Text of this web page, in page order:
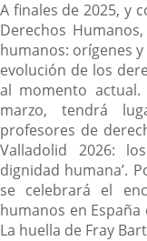
A finales de 2025, y
Derechos
humanos: orígenes y
evolución de los
al momento
marzo, tendrá
profesores de
Valladolid 2026:
dignidad humana’.
se celebrará el
humanos en
La huella de Fray